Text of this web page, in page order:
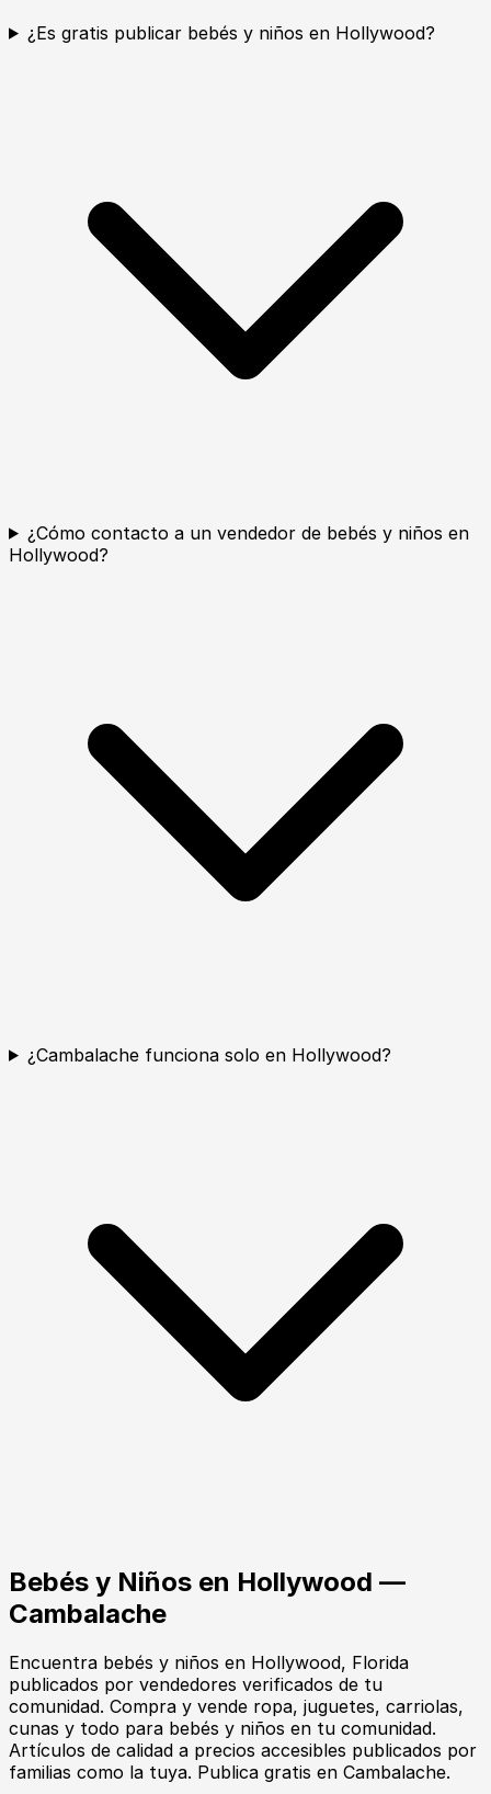
¿Es gratis publicar bebés y niños en Hollywood?
¿Cómo contacto a un vendedor de bebés y niños en
Hollywood?
¿Cambalache funciona solo en Hollywood?
Bebés y Niños en Hollywood —
Cambalache
Encuentra bebés y niños en Hollywood, Florida
publicados por vendedores verificados de tu
comunidad. Compra y vende ropa, juguetes, carriolas,
cunas y todo para bebés y niños en tu comunidad.
Artículos de calidad a precios accesibles publicados por
familias como la tuya. Publica gratis en Cambalache.